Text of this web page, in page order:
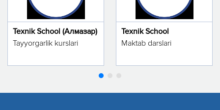
Texnik School (Алмазар)
Tayyorgarlik kurslari
Texnik School
Maktab darslari